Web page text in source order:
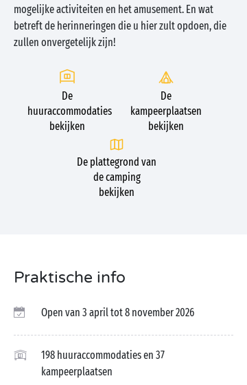
mogelijke activiteiten en het amusement. En wat
betreft de herinneringen die u hier zult opdoen, die
zullen onvergetelijk zijn!
De
huuraccommodaties
bekijken
De
kampeerplaatsen
bekijken
De plattegrond van
de camping
bekijken
Praktische info
Open van 3 april tot 8 november 2026
198 huuraccommodaties en 37
kampeerplaatsen